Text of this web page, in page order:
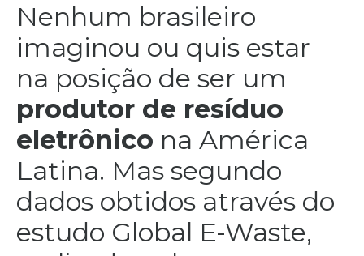
Nenhum brasileiro
imaginou ou quis estar
na posição de ser um
produtor de resíduo
eletrônico na América
Latina. Mas segundo
dados obtidos através do
estudo Global E-Waste,